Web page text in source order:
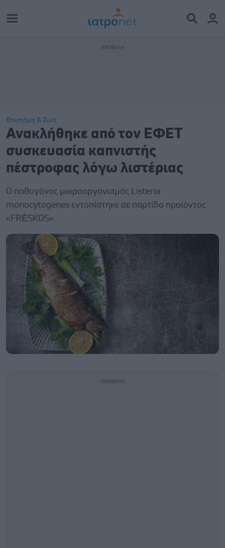
Επιστήμη & Ζωή
Ανακλήθηκε από τον ΕΦΕΤ
συσκευασία καπνιστής
πέστροφας λόγω λιστέριας
Ο παθογόνος μικροοργανισμός Listeria
monocytogenes εντοπίστηκε σε παρτίδα προϊόντος
«FRÉSKOS».